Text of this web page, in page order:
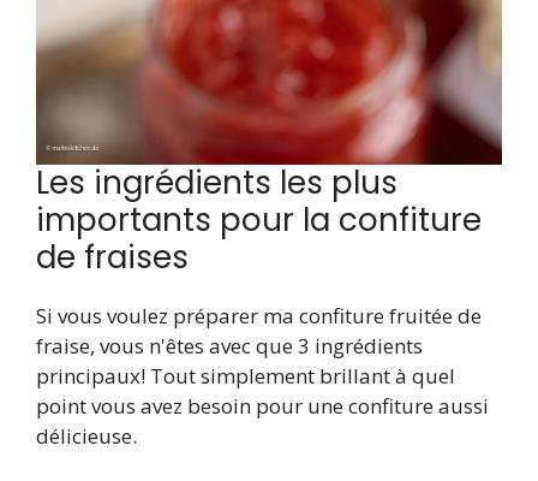
Les ingrédients les plus
importants pour la confiture
de fraises
Si vous voulez préparer ma confiture fruitée de
fraise, vous n'êtes avec que 3 ingrédients
principaux! Tout simplement brillant à quel
point vous avez besoin pour une confiture aussi
délicieuse.